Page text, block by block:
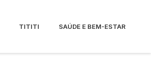
TITITI SAÚDE E BEM-ESTAR